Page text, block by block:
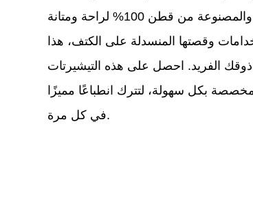
والمتوفرة بالجملة والمخصصة، والمصنوعة من قطن 100% لراحة ومتانة
وقصتها المنسدلة على الكتف، هذا
الفريد. احصل على هذه التيشيرتات
بكل سهولة، لتترك انطباعًا مميزًا
في كل مرة.